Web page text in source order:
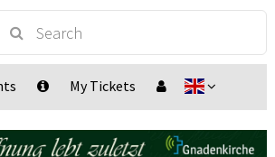
My Tickets